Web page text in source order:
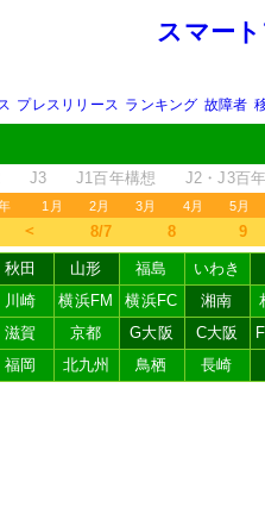
スマー
プレスリリース ランキング 故障者
J3 J1百年構想 J2・J3百
1月 2月 3月 4月 5月
＜ 8/7 8 9
秋田 山形 福島
いわき
川崎 横浜FM 横浜FC 湘南
滋賀 京都 G大阪 C大阪
福岡 北九州 鳥栖 長崎